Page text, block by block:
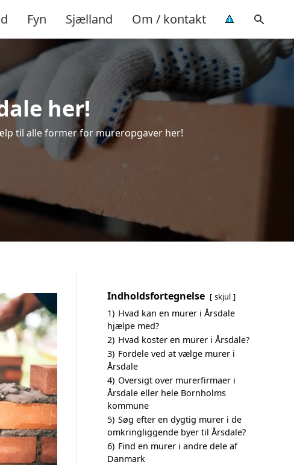
Fyn Sjælland Om / kontakt
her!
til alle former for mureropgaver her!
Indholdsfortegnelse skjul
1) Hvad kan en murer i Årsdale
hjælpe med?
2) Hvad koster en murer i Årsdale?
3) Fordele ved at vælge murer i
Årsdale
4) Oversigt over murerfirmaer i
Årsdale eller hele Bornholms
kommune
5) Søg efter en dygtig murer i de
omkringliggende byer til Årsdale?
6) Find en murer i andre dele af
Danmark